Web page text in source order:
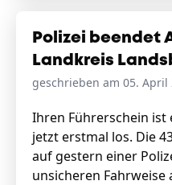
Polizei beendet
Landkreis
geschrieben am 05. April
Ihren Führerschein ist
jetzt erstmal los. Die
auf gestern einer
unsicheren Fahrweise